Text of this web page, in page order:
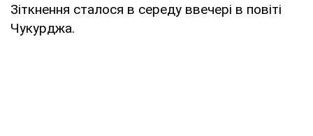
Зіткнення сталося в середу ввечері в повіті
Чукурджа.